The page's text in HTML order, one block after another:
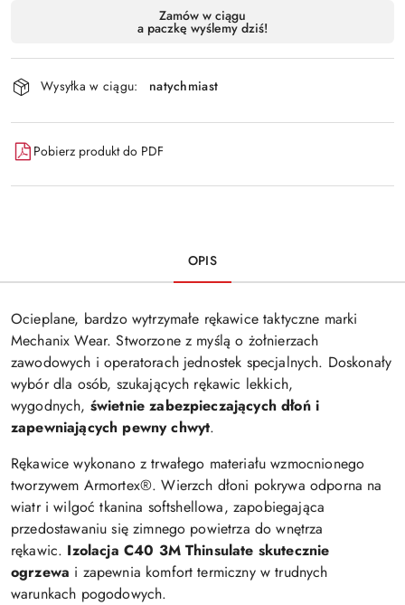
Wyślij
dostawa
Zamów w ciągu
a paczkę wyślemy dziś!
Wysyłka w ciągu: natychmiast
Pobierz produkt do PDF
OPIS
Ocieplane, bardzo wytrzymałe rękawice taktyczne marki
Mechanix Wear. Stworzone z myślą o żołnierzach
zawodowych i operatorach jednostek specjalnych. Doskonały
wybór dla osób, szukających rękawic lekkich,
wygodnych, świetnie zabezpieczających dłoń i
zapewniających pewny chwyt.
Rękawice wykonano z trwałego materiału wzmocnionego
tworzywem Armortex®. Wierzch dłoni pokrywa odporna na
wiatr i wilgoć tkanina softshellowa, zapobiegająca
przedostawaniu się zimnego powietrza do wnętrza
rękawic. Izolacja C40 3M Thinsulate skutecznie
ogrzewa i zapewnia komfort termiczny w trudnych
warunkach pogodowych.